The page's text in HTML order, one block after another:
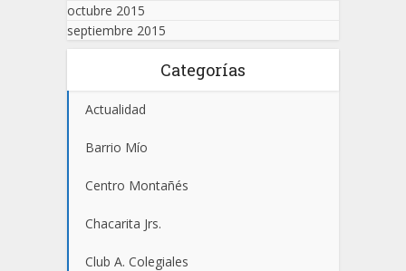
octubre 2015
septiembre 2015
Categorías
Actualidad
Barrio Mío
Centro Montañés
Chacarita Jrs.
Club A. Colegiales